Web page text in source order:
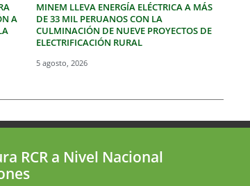
A
MINEM LLEVA ENERGÍA ELÉCTRICA A MÁS
DE 33 MIL PERUANOS CON LA
CULMINACIÓN DE NUEVE PROYECTOS DE
ELECTRIFICACIÓN RURAL
5 agosto, 2026
RCR a Nivel Nacional